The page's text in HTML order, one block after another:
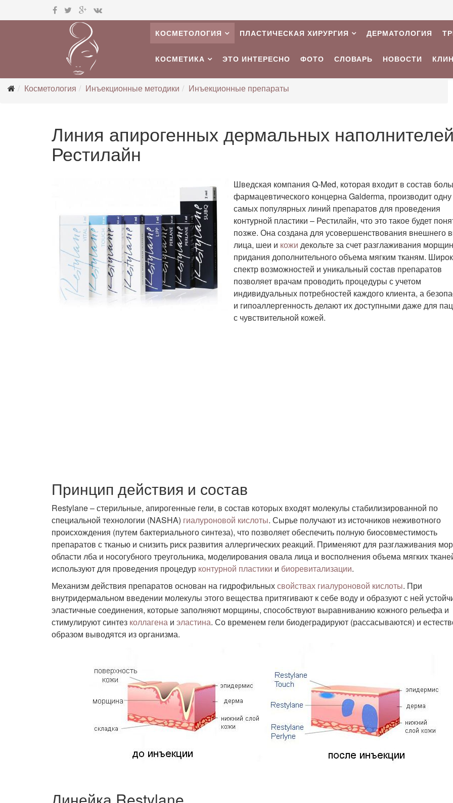
КОСМЕТОЛОГИЯ ПЛАСТИЧЕСКАЯ ХИРУРГИЯ ДЕРМАТОЛОГИЯ
КОСМЕТИКА ЭТО ИНТЕРЕСНО ФОТО СЛОВАРЬ НОВОСТИ
Косметология Инъекционные методики Инъекционные препараты
Линия апирогенных дермальных наполнителей
Рестилайн
Шведская компания Q-Med, которая входит в состав
фармацевтического концерна Galderma, производит одну
самых популярных линий препаратов для проведения
контурной пластики – Рестилайн, что это такое будет
позже. Она создана для усовершенствования внешнего
лица, шеи и кожи декольте за счет разглаживания
придания дополнительного объема мягким тканям.
спектр возможностей и уникальный состав препаратов
позволяет врачам проводить процедуры с учетом
индивидуальных потребностей каждого клиента, а
и гипоаллергенность делают их доступными даже для
с чувствительной кожей.
Принцип действия и состав
Restylane – стерильные, апирогенные гели, в состав которых входят молекулы стабилизированной по
специальной технологии (NASHA) гиалуроновой кислоты. Сырье получают из источников неживотного
происхождения (путем бактериального синтеза), что позволяет обеспечить полную биосовместимость
препаратов с тканью и снизить риск развития аллергических реакций. Применяют для разглаживания
области лба и носогубного треугольника, моделирования овала лица и восполнения объема мягких
используют для проведения процедур контурной пластики и биоревитализации.
Механизм действия препаратов основан на гидрофильныхсвойствах гиалуроновой кислоты. При
внутридермальном введении молекулы этого вещества притягивают к себе воду и образуют с ней
эластичные соединения, которые заполняют морщины, способствуют выравниванию кожного рельефа и
стимулируют синтез коллагена и эластина. Со временем гели биодеградируют (рассасываются) и
образом выводятся из организма.